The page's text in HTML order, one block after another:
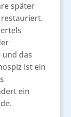
später
und das
ist ein
ein